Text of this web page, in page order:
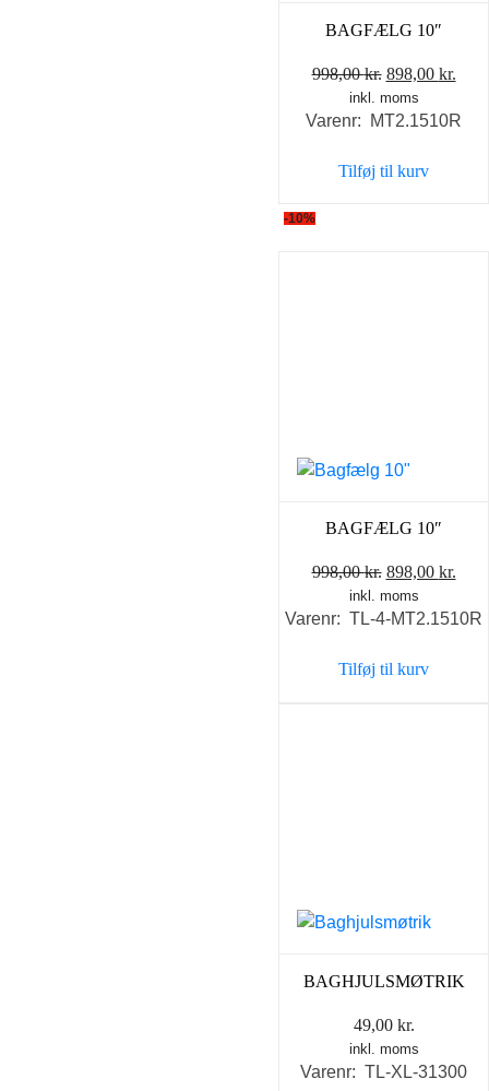
BAGFÆLG 10″
998,00kr. Den
oprindelige
pris
998,00 kr..
898,00 kr.
pris
inkl. moms
Varenr: MT2.1510R
Tilføj til kurv
-10%
BAGFÆLG 10″
998,00kr. Den
oprindelige
pris
998,00 kr..
898,00 kr.Den
pris
inkl. moms
Varenr: TL-4-MT2.1510R
Tilføj til kurv
BAGHJULSMØTRIK
49,00 kr.
inkl. moms
Varenr: TL-XL-31300